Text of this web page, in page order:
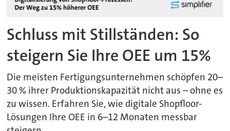
Schluss mit Stillständen: So
steigern Sie Ihre OEE um 15%
Die meisten Fertigungsunternehmen schöpfen 20–
30 % ihrer Produktionskapazität nicht aus – ohne es
zu wissen. Erfahren Sie, wie digitale Shopfloor-
Lösungen Ihre OEE in 6–12 Monaten messbar